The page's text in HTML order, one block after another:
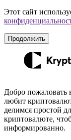
Этот сайт
Продолжить
Добро
любит
делимся простой
криптовалюте,
информированно.